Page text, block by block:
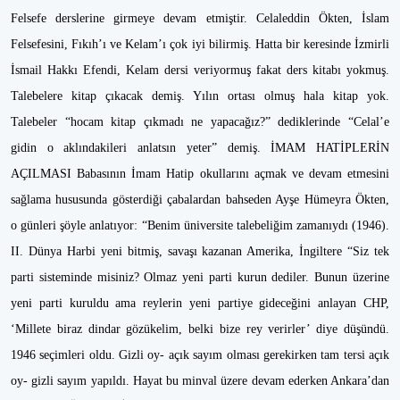
Felsefe derslerine girmeye devam etmiştir. Celaleddin Ökten, İslam
Felsefesini, Fıkıh’ı ve Kelam’ı çok iyi bilirmiş. Hatta bir keresinde İzmirli
İsmail Hakkı Efendi, Kelam dersi veriyormuş fakat ders kitabı yokmuş.
Talebelere kitap çıkacak demiş. Yılın ortası olmuş hala kitap yok.
Talebeler “hocam kitap çıkmadı ne yapacağız?” dediklerinde “Celal’e
gidin o aklındakileri anlatsın yeter” demiş. İMAM HATİPLERİN
AÇILMASI Babasının İmam Hatip okullarını açmak ve devam etmesini
sağlama hususunda gösterdiği çabalardan bahseden Ayşe Hümeyra Ökten,
o günleri şöyle anlatıyor: “Benim üniversite talebeliğim zamanıydı (1946).
II. Dünya Harbi yeni bitmiş, savaşı kazanan Amerika, İngiltere “Siz tek
parti sisteminde misiniz? Olmaz yeni parti kurun dediler. Bunun üzerine
yeni parti kuruldu ama reylerin yeni partiye gideceğini anlayan CHP,
‘Millete biraz dindar gözükelim, belki bize rey verirler’ diye düşündü.
1946 seçimleri oldu. Gizli oy- açık sayım olması gerekirken tam tersi açık
oy- gizli sayım yapıldı. Hayat bu minval üzere devam ederken Ankara’dan